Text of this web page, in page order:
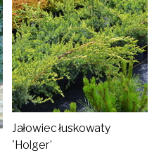
Jałowiec łuskowaty
'Holger’